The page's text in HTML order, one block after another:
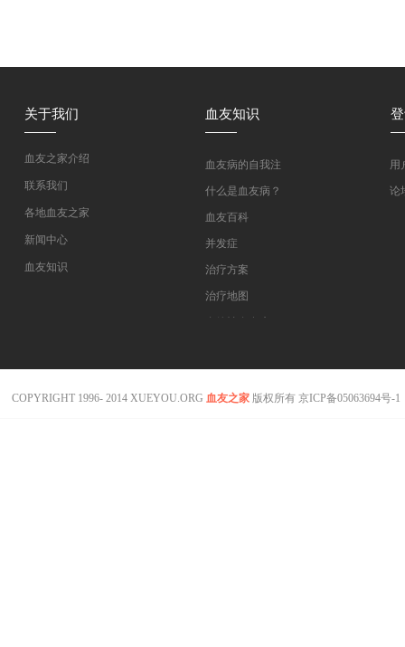
关于我们 血友知识
血友之家介绍
联系我们
各地血友之家
新闻中心
血友知识
血友病的自我注
射教学
什么是血友病？
血友百科
并发症
治疗方案
治疗地图
用
论
COPYRIGHT 1996- 2014 XUEYOU.ORG 血友之家 版权所有 京ICP备05063694号-1